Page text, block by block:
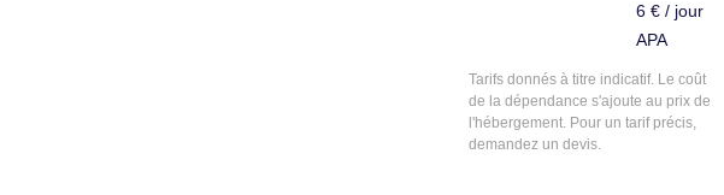
6 € / jour
APA
Tarifs donnés à titre indicatif. Le coût
de la dépendance s'ajoute au prix de
l'hébergement. Pour un tarif précis,
demandez un devis.